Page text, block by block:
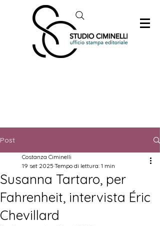
Post
Susanna Tartaro, per
Fahrenheit, intervista Éric
Chevillard
Costanza Ciminelli
19 set 2025 Tempo di lettura: 1 min